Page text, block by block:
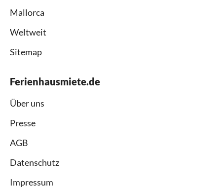
Mallorca
Weltweit
Sitemap
Ferienhausmiete.de
Über uns
Presse
AGB
Datenschutz
Impressum